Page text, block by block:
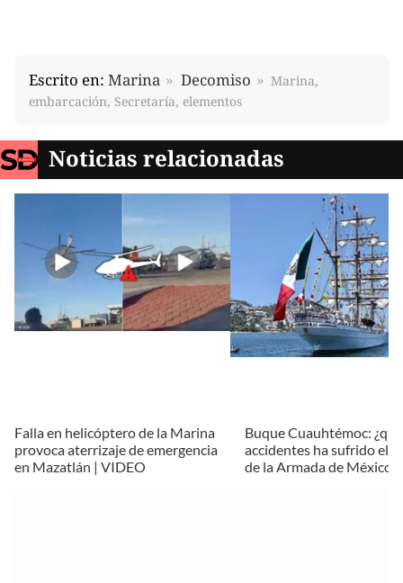
Escrito en: Marina Decomiso
Marina,
embarcación, Secretaría, elementos
Noticias relacionadas
Falla en helicóptero de la Marina
provoca aterrizaje de emergencia
en Mazatlán | VIDEO
Buque Cuauhtémoc:
accidentes ha sufrido el
de la Armada de México?